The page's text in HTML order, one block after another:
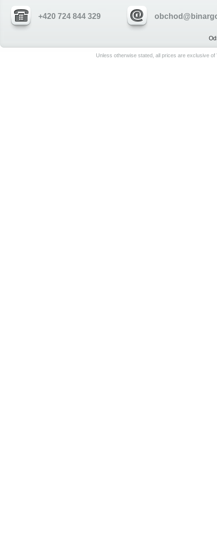
+420 724 844 329
Unless otherwise stated, all prices are exclusive